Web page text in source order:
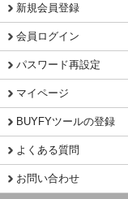
新規会員登録
会員ログイン
パスワード再設定
マイページ
BUYFYツールの登録
よくある質問
お問い合わせ